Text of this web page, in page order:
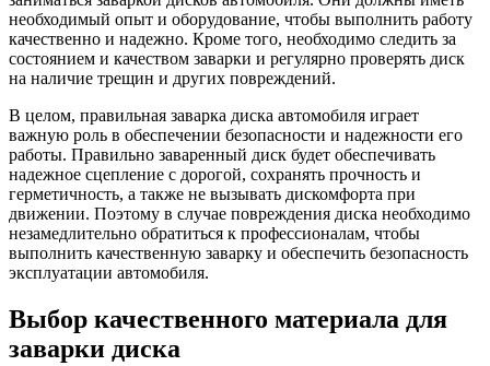
необходимый опыт и оборудование, чтобы выполнить работу
качественно и надежно. Кроме того, необходимо следить за
состоянием и качеством заварки и регулярно проверять диск
на наличие трещин и других повреждений.
В целом, правильная заварка диска автомобиля играет
важную роль в обеспечении безопасности и надежности его
работы. Правильно заваренный диск будет обеспечивать
надежное сцепление с дорогой, сохранять прочность и
герметичность, а также не вызывать дискомфорта при
движении. Поэтому в случае повреждения диска необходимо
незамедлительно обратиться к профессионалам, чтобы
выполнить качественную заварку и обеспечить безопасность
эксплуатации автомобиля.
Выбор качественного материала для
заварки диска